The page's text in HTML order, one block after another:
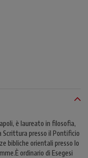
è laureato in filosofia,
Scrittura presso il Pontificio
bibliche orientali presso lo
ordinario di Esegesi